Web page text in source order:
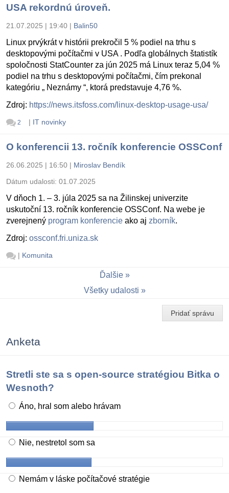
USA rekordnú úroveň.
21.07.2025 | 19:40 | Balin50
Linux prvýkrát v histórii prekročil 5 % podiel na trhu s
desktopovými počítačmi v USA . Podľa globálnych štatistík
spoločnosti StatCounter za jún 2025 má Linux teraz 5,04 %
podiel na trhu s desktopovými počítačmi, čím prekonal
kategóriu „ Neznámy “, ktorá predstavuje 4,76 %.
Zdroj: https://news.itsfoss.com/linux-desktop-usage-usa/
2 | IT novinky
O konferencii 13. ročník konferencie OSSConf
26.06.2025 | 16:50 | Miroslav Bendík
Dátum udalosti: 01.07.2025
V dňoch 1. – 3. júla 2025 sa na Žilinskej univerzite
uskutoční 13. ročník konferencie OSSConf. Na webe je
zverejnený program konferencie ako aj zborník.
Zdroj: ossconf.fri.uniza.sk
| Komunita
Ďalšie
Všetky udalosti
Pridať správu
Anketa
Stretli ste sa s open-source stratégiou Bitka o
Wesnoth?
Áno, hral som alebo hrávam
Nie, nestretol som sa
Nemám v láske počítačové stratégie